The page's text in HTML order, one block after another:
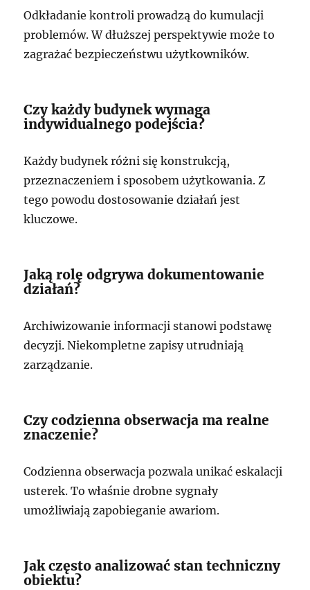
Odkładanie kontroli prowadzą do kumulacji
problemów. W dłuższej perspektywie może to
zagrażać bezpieczeństwu użytkowników.
Czy każdy budynek wymaga
indywidualnego podejścia?
Każdy budynek różni się konstrukcją,
przeznaczeniem i sposobem użytkowania. Z
tego powodu dostosowanie działań jest
kluczowe.
Jaką rolę odgrywa dokumentowanie
działań?
Archiwizowanie informacji stanowi podstawę
decyzji. Niekompletne zapisy utrudniają
zarządzanie.
Czy codzienna obserwacja ma realne
znaczenie?
Codzienna obserwacja pozwala unikać eskalacji
usterek. To właśnie drobne sygnały
umożliwiają zapobieganie awariom.
Jak często analizować stan techniczny
obiektu?